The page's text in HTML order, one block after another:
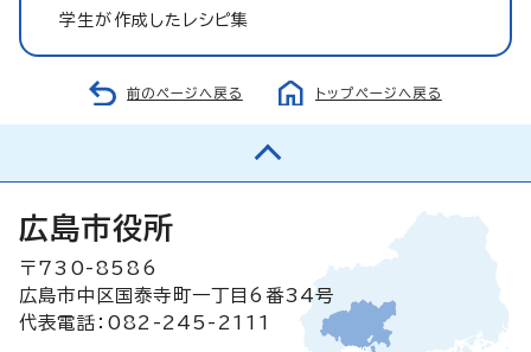
学生が作成したレシピ集
前のページへ戻る トップページへ戻る
広島市役所
〒730-8586
広島市中区国泰寺町一丁目6番34号
代表電話：082-245-2111